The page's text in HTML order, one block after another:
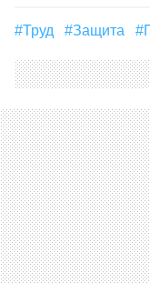
#труд #защита